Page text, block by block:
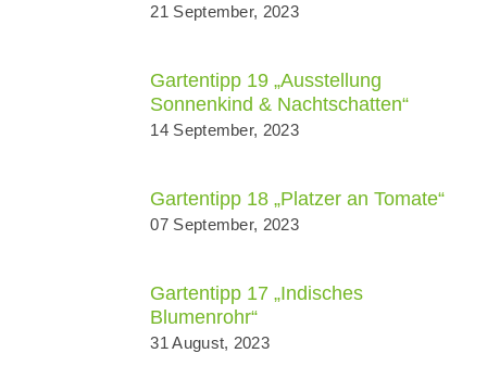
21 September, 2023
Gartentipp 19 „Ausstellung
Sonnenkind & Nachtschatten“
14 September, 2023
Gartentipp 18 „Platzer an Tomate“
07 September, 2023
Gartentipp 17 „Indisches
Blumenrohr“
31 August, 2023